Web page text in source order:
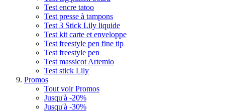
Test encre tatoo
Test presse à tampons
Test 3 Stick Lily liquide
Test kit carte et enveloppe
Test freestyle pen fine tip
Test freestyle pen
Test massicot Artemio
Test stick Lily
Promos
Tout voir Promos
Jusqu'à -20%
Jusqu'à -30%